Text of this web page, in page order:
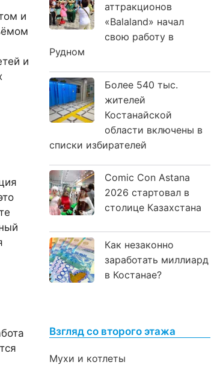
и
и
аттракционов
«Balaland» начал
свою работу в
Рудном
Более 540 тыс.
жителей
Костанайской
области включены в
списки избирателей
Comic Con Astana
2026 стартовал в
столице Казахстана
Как незаконно
заработать миллиард
в Костанае?
Взгляд со второго этажа
Мухи и котлеты